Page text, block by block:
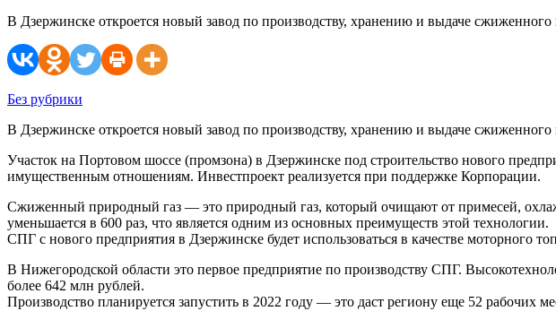
В Дзержинске откроется новый завод по производству, хранению и выдаче
Без рубрики
В Дзержинске откроется новый завод по производству, хранению и выдаче сжиженного
Участок на Портовом шоссе (промзона) в Дзержинске под строительство нового
имущественным отношениям. Инвестпроект реализуется при поддержке Корпорации.
Сжиженный природный газ — это природный газ, который очищают от примесей,
уменьшается в 600 раз, что является одним из основных преимуществ этой технологии.
СПГ с нового предприятия в Дзержинске будет использоваться в качестве моторного
В Нижегородской области это первое предприятие по производству СПГ.
более 642 млн рублей.
Производство планируется запустить в 2022 году — это даст региону еще 52 рабочих